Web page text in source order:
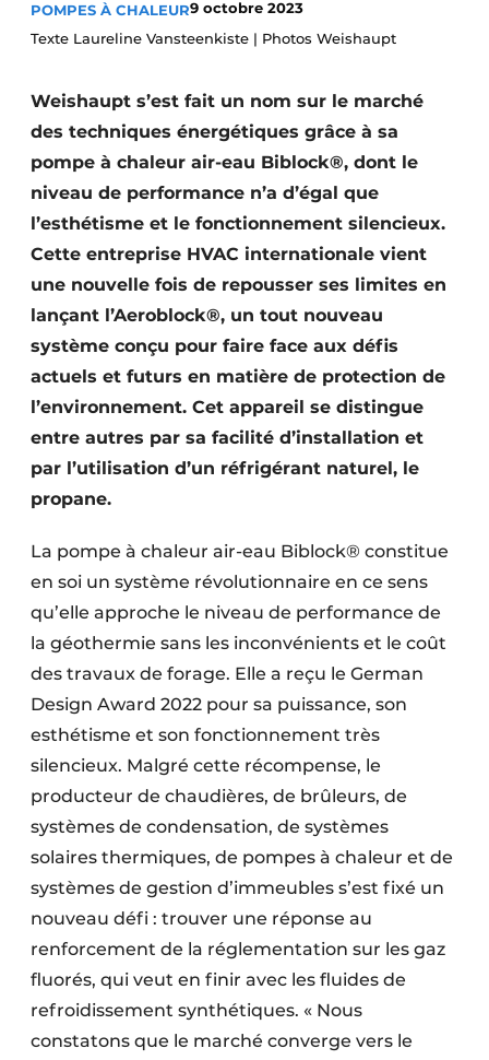
Termes et conditions
Video’s
POMPES À CHALEUR9 octobre 2023
Texte Laureline Vansteenkiste | Photos Weishaupt
Weishaupt s’est fait un nom sur le marché
des techniques énergétiques grâce à sa
pompe à chaleur air-eau Biblock®, dont le
niveau de performance n’a d’égal que
l’esthétisme et le fonctionnement silencieux.
Cette entreprise HVAC internationale vient
une nouvelle fois de repousser ses limites en
lançant l’Aeroblock®, un tout nouveau
système conçu pour faire face aux défis
actuels et futurs en matière de protection de
l’environnement. Cet appareil se distingue
entre autres par sa facilité d’installation et
par l’utilisation d’un réfrigérant naturel, le
propane.
La pompe à chaleur air-eau Biblock® constitue
en soi un système révolutionnaire en ce sens
qu’elle approche le niveau de performance de
la géothermie sans les inconvénients et le coût
des travaux de forage. Elle a reçu le German
Design Award 2022 pour sa puissance, son
esthétisme et son fonctionnement très
silencieux. Malgré cette récompense, le
producteur de chaudières, de brûleurs, de
systèmes de condensation, de systèmes
solaires thermiques, de pompes à chaleur et de
systèmes de gestion d’immeubles s’est fixé un
nouveau défi : trouver une réponse au
renforcement de la réglementation sur les gaz
fluorés, qui veut en finir avec les fluides de
refroidissement synthétiques. « Nous
constatons que le marché converge vers le